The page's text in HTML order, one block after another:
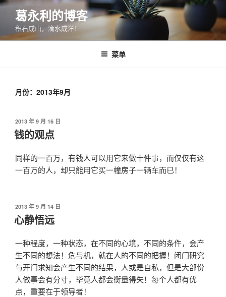
跳
容
葛永利的博客
积石成山，滴水成洋！
菜单
月份：2013年9月
发
布
于
2013 年 9 月 16 日
钱的观点
同样的一百万，有钱人可以用它来做十件事，而仅仅有这
一百万的人，却只能用它买一幢房子一辆车而已！
发
布
于
2013 年 9 月 14 日
心静悟远
一种程度，一种状态，在不同的心境，不同的条件，会产
生不同的想法！危与机，就在人的不同的把握！闭门研究
与开门求知会产生不同的结果，人或是自私，但是大部份
人做事会有分寸，毕竟人都会衡量得失！每个人都有优
点，重要在于领导者！